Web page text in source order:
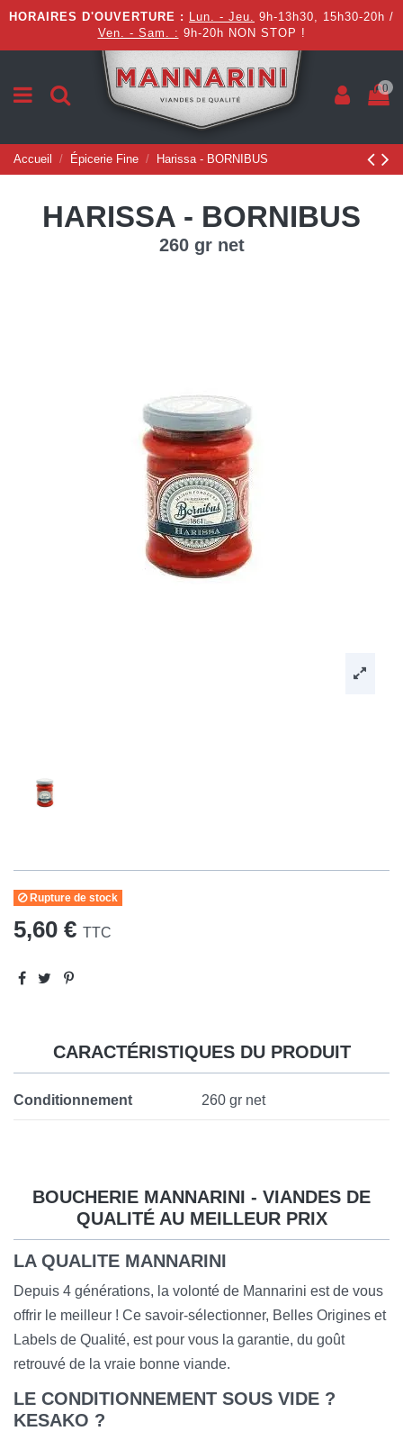
HORAIRES D'OUVERTURE : Lun. - Jeu. 9h-13h30, 15h30-20h /
Ven. - Sam. : 9h-20h NON STOP !
0
Accueil Épicerie Fine Harissa - BORNIBUS
HARISSA - BORNIBUS
260 gr net
Rupture de stock
5,60 € TTC
CARACTÉRISTIQUES DU PRODUIT
Conditionnement 260 gr net
BOUCHERIE MANNARINI - VIANDES DE
QUALITÉ AU MEILLEUR PRIX
LA QUALITE MANNARINI
Depuis 4 générations, la volonté de Mannarini est de vous
offrir le meilleur ! Ce savoir-sélectionner, Belles Origines et
Labels de Qualité, est pour vous la garantie, du goût
retrouvé de la vraie bonne viande.
LE CONDITIONNEMENT SOUS VIDE ?
KESAKO ?